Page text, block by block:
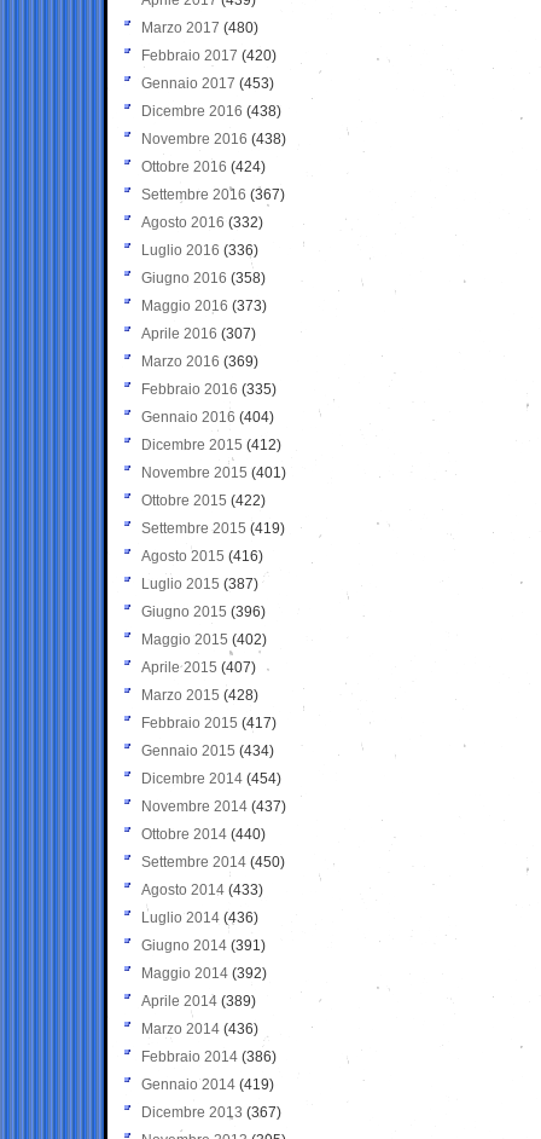
Marzo 2017 (480)
Febbraio 2017 (420)
Gennaio 2017 (453)
Dicembre 2016 (438)
Novembre 2016 (438)
Ottobre 2016 (424)
Settembre 2016 (367)
Agosto 2016 (332)
Luglio 2016 (336)
Giugno 2016 (358)
Maggio 2016 (373)
Aprile 2016 (307)
Marzo 2016 (369)
Febbraio 2016 (335)
Gennaio 2016 (404)
Dicembre 2015 (412)
Novembre 2015 (401)
Ottobre 2015 (422)
Settembre 2015 (419)
Agosto 2015 (416)
Luglio 2015 (387)
Giugno 2015 (396)
Maggio 2015 (402)
Aprile 2015 (407)
Marzo 2015 (428)
Febbraio 2015 (417)
Gennaio 2015 (434)
Dicembre 2014 (454)
Novembre 2014 (437)
Ottobre 2014 (440)
Settembre 2014 (450)
Agosto 2014 (433)
Luglio 2014 (436)
Giugno 2014 (391)
Maggio 2014 (392)
Aprile 2014 (389)
Marzo 2014 (436)
Febbraio 2014 (386)
Gennaio 2014 (419)
Dicembre 2013 (367)